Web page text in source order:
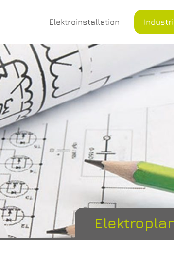
Elektroinstallation